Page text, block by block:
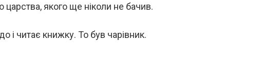
царства, якого ще ніколи не бачив.
і читає книжку. То був чарівник.